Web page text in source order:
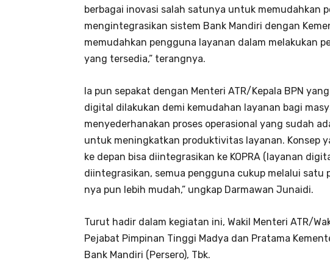
berbagai inovasi salah satunya untuk memudahkan
mengintegrasikan sistem Bank Mandiri dengan
memudahkan pengguna layanan dalam melakukan
yang tersedia,” terangnya.
Ia pun sepakat dengan Menteri ATR/Kepala BPN
digital dilakukan demi kemudahan layanan bagi
menyederhanakan proses operasional yang sudah
untuk meningkatkan produktivitas layanan. Konsep
ke depan bisa diintegrasikan ke KOPRA (layanan
diintegrasikan, semua pengguna cukup melalui satu
nya pun lebih mudah,” ungkap Darmawan Junaidi.
Turut hadir dalam kegiatan ini, Wakil Menteri ATR/
Pejabat Pimpinan Tinggi Madya dan Pratama
Bank Mandiri (Persero), Tbk.